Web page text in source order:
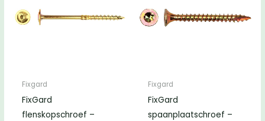
Fixgard
FixGard
flenskopschroef –
Fixgard
FixGard
spaanplaatschroef –